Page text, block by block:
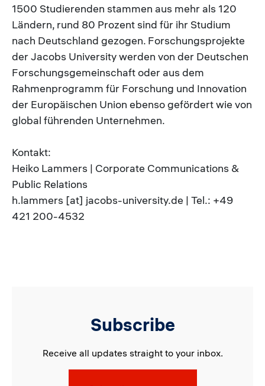
1500 Studierenden stammen aus mehr als 120
Ländern, rund 80 Prozent sind für ihr Studium
nach Deutschland gezogen. Forschungsprojekte
der Jacobs University werden von der Deutschen
Forschungsgemeinschaft oder aus dem
Rahmenprogramm für Forschung und Innovation
der Europäischen Union ebenso gefördert wie von
global führenden Unternehmen.
Kontakt:
Heiko Lammers | Corporate Communications &
Public Relations
h.lammers [at] jacobs-university.de | Tel.: +49
421 200-4532
Subscribe
Receive all updates straight to your inbox.